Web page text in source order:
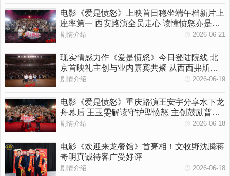
电影《爱是愤怒》上映首日稳坐端午档新片上
座率第一 西安路演全员走心 读懂愤怒亦是温
柔守护
剧情介绍 2026-06-21
现实情感力作《爱是愤怒》今日登陆院线 北
京首映礼主创与业内嘉宾共聚 从西西弗斯到
女性觉醒多维拆解影片内核
剧情介绍 2026-06-19
电影《爱是愤怒》重庆路演王安宇分享水下龙
舟幕后 王玉雯解读守护型愤怒 主创鼓励普通
人勇敢挥出一拳
剧情介绍 2026-06-18
电影《欢迎来龙餐馆》首亮相！文牧野沈腾蒋
奇明真诚待客广受好评
剧情介绍 2026-06-18